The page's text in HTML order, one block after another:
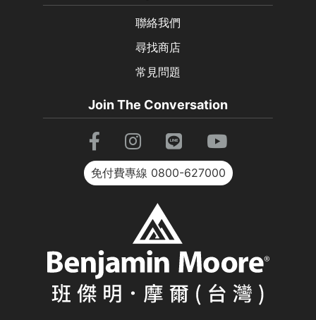
聯絡我們
尋找商店
常見問題
Join The Conversation
免付費專線 0800-627000